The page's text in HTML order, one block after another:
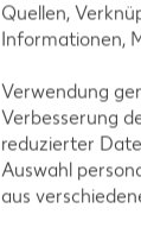
Quellen,
Informationen,
Verwendung
Verbesserung
reduzierter
Auswahl
aus